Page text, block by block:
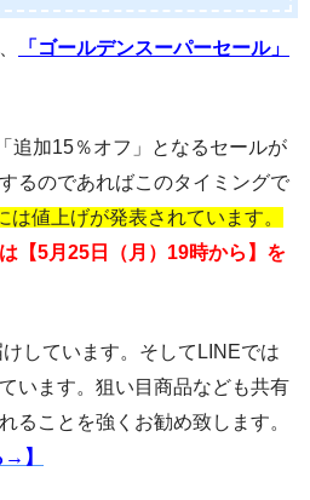
「ゴールデンスーパーセール」
追加15％オフ」となるセールが
るのであればこのタイミングで
は値上げが発表されています。
【5月25日（月）19時から】を
しています。そしてLINEでは
います。狙い目商品なども共有
ることを強くお勧め致します。
→】